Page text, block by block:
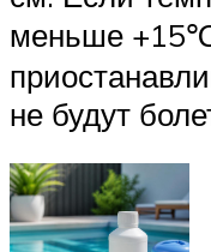
меньше
не будут